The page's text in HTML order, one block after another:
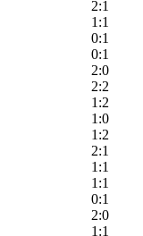
2:1
1:1
0:1
0:1
2:0
2:2
1:2
1:0
1:2
2:1
1:1
1:1
0:1
2:0
1:1